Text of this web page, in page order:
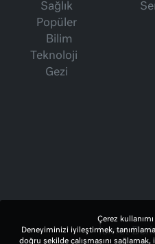
Sağlık
Popüler
Bilim
Teknoloji
Gezi
İsmet
Çerez kullanımı
Deneyiminizi iyileştirmek,
doğru şekilde çalışmasını sağlamak,